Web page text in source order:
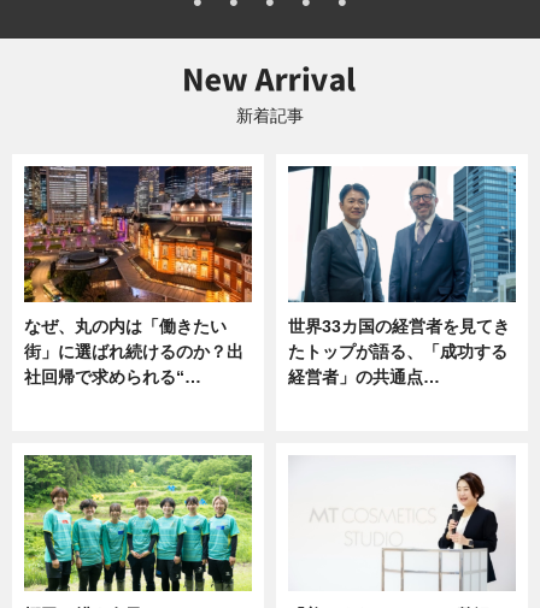
新着記事
なぜ、丸の内は「働きたい
街」に選ばれ続けるのか？出
社回帰で求められる“…
世界33カ国の経営者を見てき
たトップが語る、「成功する
経営者」の共通点…